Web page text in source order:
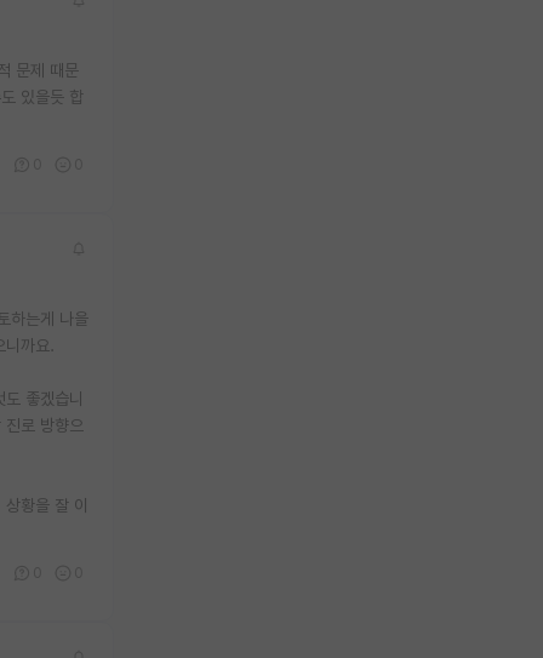
문제 때문
있을듯 합
하는게 나을
까요.
좋겠습니
로 방향으
황을 잘 이